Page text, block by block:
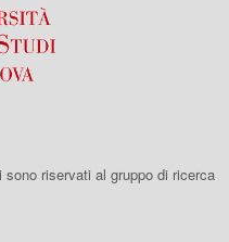
riservati al gruppo di ricerca